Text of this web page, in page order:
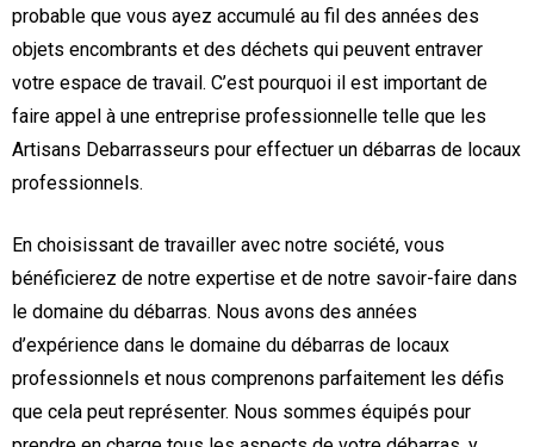
probable que vous ayez accumulé au fil des années des
objets encombrants et des déchets qui peuvent entraver
votre espace de travail. C’est pourquoi il est important de
faire appel à une entreprise professionnelle telle que les
Artisans Debarrasseurs pour effectuer un débarras de locaux
professionnels.
En choisissant de travailler avec notre société, vous
bénéficierez de notre expertise et de notre savoir-faire dans
le domaine du débarras. Nous avons des années
d’expérience dans le domaine du débarras de locaux
professionnels et nous comprenons parfaitement les défis
que cela peut représenter. Nous sommes équipés pour